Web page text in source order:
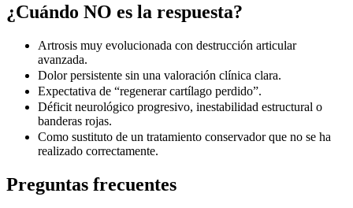
¿Cuándo NO es la respuesta?
Artrosis muy evolucionada con destrucción articular
avanzada.
Dolor persistente sin una valoración clínica clara.
Expectativa de “regenerar cartílago perdido”.
Déficit neurológico progresivo, inestabilidad estructural o
banderas rojas.
Como sustituto de un tratamiento conservador que no se ha
realizado correctamente.
Preguntas frecuentes